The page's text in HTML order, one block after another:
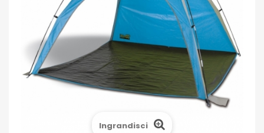
Ingrandisci